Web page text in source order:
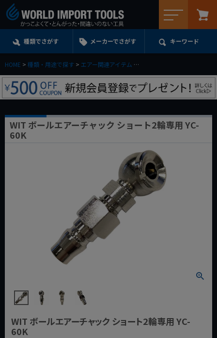
種類でさがす メーカーでさがす キーワード
HOME 種類・用途で探す エアー関連アイテム
WIT ボールエアーチャック ショート2輪専用 YC-
60K
WIT ボールエアーチャック ショート2輪専用 YC-
60K